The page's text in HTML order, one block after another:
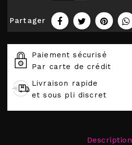
Partager
Paiement sécurisé
Par carte de crédit
Livraison rapide
et sous pli discret
Description